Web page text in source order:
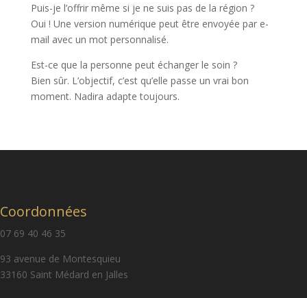
Puis-je l’offrir même si je ne suis pas de la région ?
Oui ! Une version numérique peut être envoyée par e-
mail avec un mot personnalisé.
Est-ce que la personne peut échanger le soin ?
Bien sûr. L’objectif, c’est qu’elle passe un vrai bon
moment. Nadira adapte toujours.
Coordonnées
07 69 40 46 35
93 avenue de Montesquieu
33160 Saint Médard en Jalles